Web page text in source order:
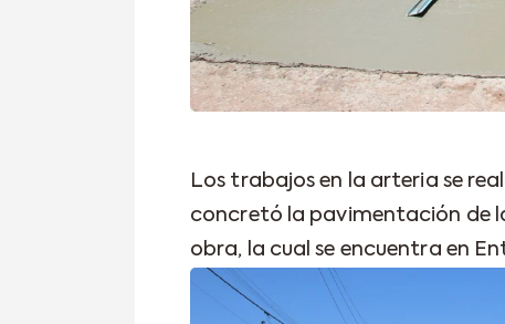
Los trabajos en la arteria se
concretó la pavimentación de
obra, la cual se encuentra en